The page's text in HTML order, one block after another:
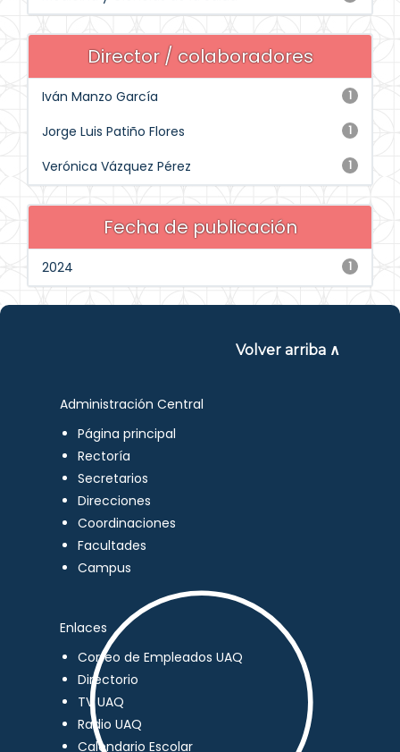
Director / colaboradores
1
Iván Manzo García
1
Jorge Luis Patiño Flores
1
Verónica Vázquez Pérez
Fecha de publicación
1
2024
Volver arriba ∧
Administración Central
Página principal
Rectoría
Secretarios
Direcciones
Coordinaciones
Facultades
Campus
Enlaces
Correo de Empleados UAQ
Directorio
TV UAQ
Radio UAQ
Calendario Escolar